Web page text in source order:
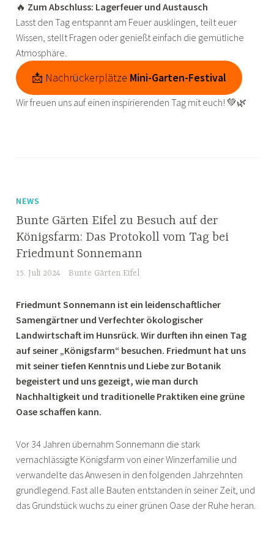
🔥 Zum Abschluss: Lagerfeuer und Austausch
Lasst den Tag entspannt am Feuer ausklingen, teilt euer
Wissen, stellt Fragen oder genießt einfach die gemütliche
Atmosphäre.
📩 Nachrückerplätze Mini-Garten-Festival
Wir freuen uns auf einen inspirierenden Tag mit euch! 💚🌿
NEWS
Bunte Gärten Eifel zu Besuch auf der
Königsfarm: Das Protokoll vom Tag bei
Friedmunt Sonnemann
15. Juli 2024 Bunte Gärten Eifel
Friedmunt Sonnemann ist ein leidenschaftlicher
Samengärtner und Verfechter ökologischer
Landwirtschaft im Hunsrück. Wir durften ihn einen Tag
auf seiner „Königsfarm“ besuchen. Friedmunt hat uns
mit seiner tiefen Kenntnis und Liebe zur Botanik
begeistert und uns gezeigt, wie man durch
Nachhaltigkeit und traditionelle Praktiken eine grüne
Oase schaffen kann.
Vor 34 Jahren übernahm Sonnemann die stark
vernachlässigte Königsfarm von einer Winzerfamilie und
verwandelte das Anwesen in den folgenden Jahrzehnten
grundlegend. Fast alle Bauten entstanden in seiner Zeit, und
das Grundstück wuchs zu einer grünen Oase der Ruhe heran.